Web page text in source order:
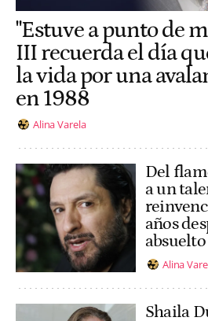
"Estuve a punto de
III recuerda el día
la vida por una
en 1988
Alina Varela
Del
a un
años
absuelto
Alina
Shaila